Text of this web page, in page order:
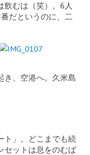
飲むは（笑）。6人
だというのに、二
き、空港へ。久米島
ト」。どこまでも続
セットは息をのむば